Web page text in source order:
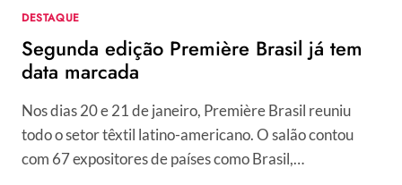
DESTAQUE
Segunda edição Première Brasil já tem
data marcada
Nos dias 20 e 21 de janeiro, Première Brasil reuniu
todo o setor têxtil latino-americano. O salão contou
com 67 expositores de países como Brasil,…